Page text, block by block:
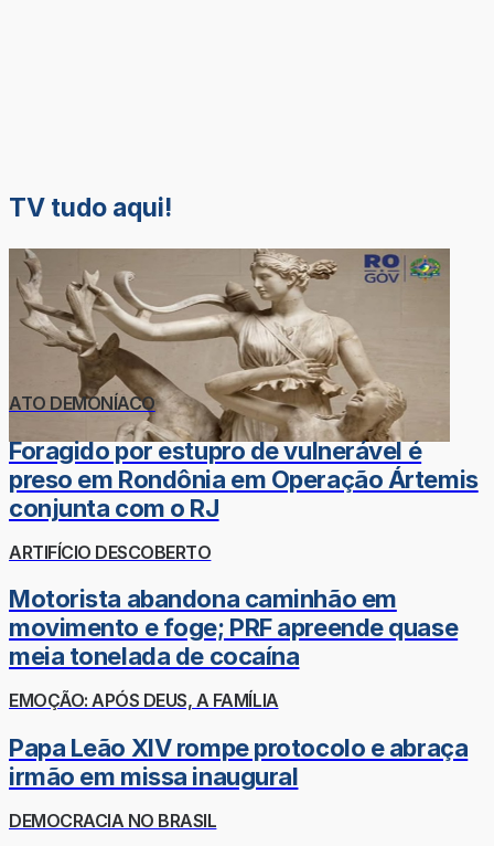
TV tudo aqui!
ATO DEMONÍACO
Foragido por estupro de vulnerável é
preso em Rondônia em Operação Ártemis
conjunta com o RJ
ARTIFÍCIO DESCOBERTO
Motorista abandona caminhão em
movimento e foge; PRF apreende quase
meia tonelada de cocaína
EMOÇÃO: APÓS DEUS, A FAMÍLIA
Papa Leão XIV rompe protocolo e abraça
irmão em missa inaugural
DEMOCRACIA NO BRASIL